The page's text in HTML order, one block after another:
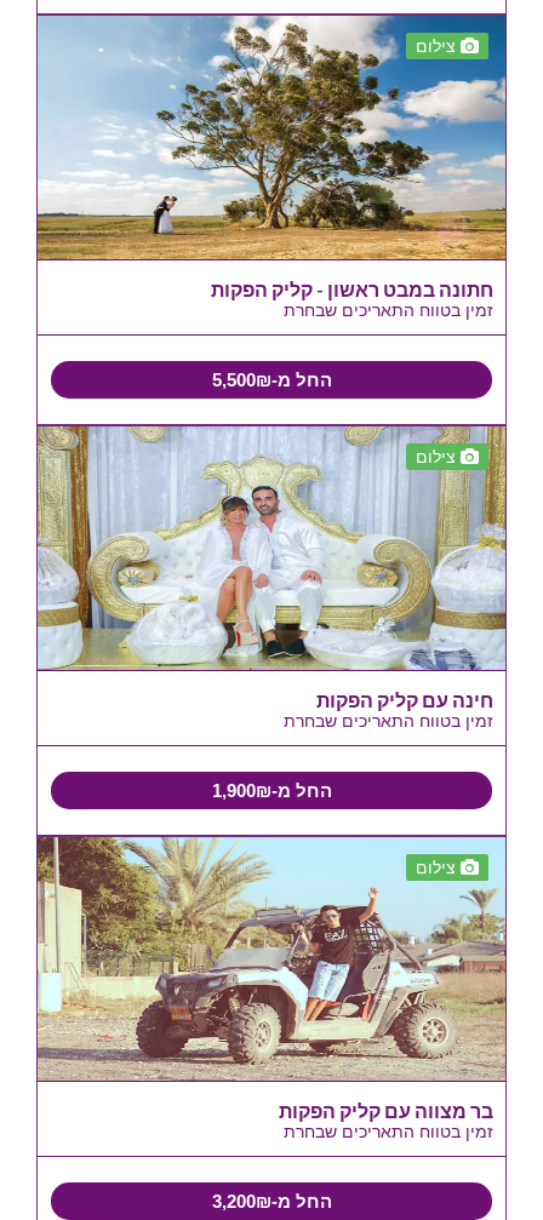
צילום
חתונה במבט ראשון - קליק הפקות
זמין בטווח התאריכים שבחרת
החל מ-5,500₪
צילום
חינה עם קליק הפקות
זמין בטווח התאריכים שבחרת
החל מ-1,900₪
צילום
בר מצווה עם קליק הפקות
זמין בטווח התאריכים שבחרת
החל מ-3,200₪